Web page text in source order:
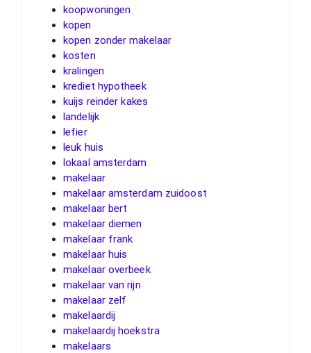
koopwoningen
kopen
kopen zonder makelaar
kosten
kralingen
krediet hypotheek
kuijs reinder kakes
landelijk
lefier
leuk huis
lokaal amsterdam
makelaar
makelaar amsterdam zuidoost
makelaar bert
makelaar diemen
makelaar frank
makelaar huis
makelaar overbeek
makelaar van rijn
makelaar zelf
makelaardij
makelaardij hoekstra
makelaars